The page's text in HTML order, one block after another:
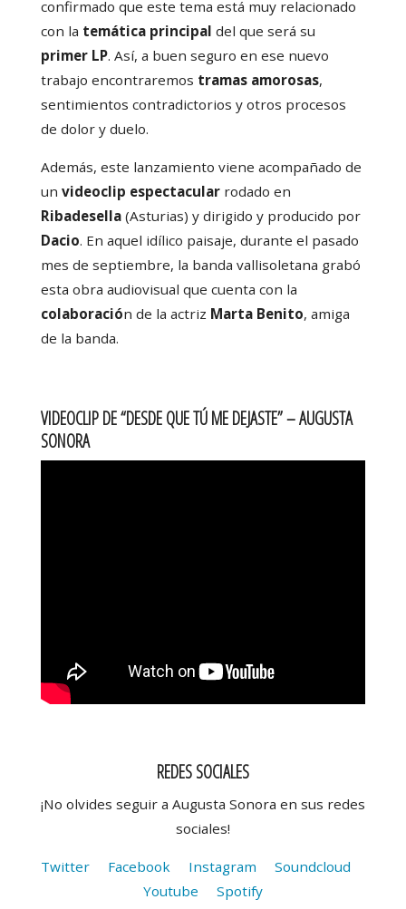
confirmado que este tema está muy relacionado
con la temática principal del que será su
primer LP. Así, a buen seguro en ese nuevo
trabajo encontraremos tramas amorosas,
sentimientos contradictorios y otros procesos
de dolor y duelo.
Además, este lanzamiento viene acompañado de
un videoclip espectacularrodado en
Ribadesella(Asturias) y dirigido y producido por
Dacio. En aquel idílico paisaje, durante el pasado
mes de septiembre, la banda vallisoletana grabó
esta obra audiovisual que cuenta con la
colaboración de la actriz Marta Benito, amiga
de la banda.
VIDEOCLIP DE “DESDE QUE TÚ ME DEJASTE” – AUGUSTA
SONORA
REDES SOCIALES
¡No olvides seguir a Augusta Sonora en sus redes
sociales!
Twitter Facebook Instagram
Soundcloud
Youtube
Spotify